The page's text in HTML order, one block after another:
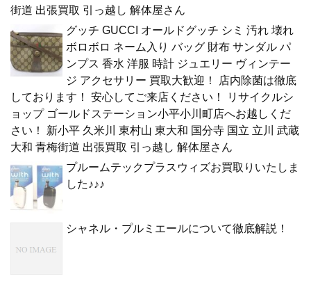
街道 出張買取 引っ越し 解体屋さん
グッチ GUCCI オールドグッチ シミ 汚れ 壊れ
ボロボロ ネーム入り バッグ 財布 サンダル パ
ンプス 香水 洋服 時計 ジュエリー ヴィンテー
ジ アクセサリー 買取大歓迎！ 店内除菌は徹底
しております！ 安心してご来店ください！ リサイクルシ
ョップ ゴールドステーション小平小川町店へお越しくだ
さい！ 新小平 久米川 東村山 東大和 国分寺 国立 立川 武蔵
大和 青梅街道 出張買取 引っ越し 解体屋さん
プルームテックプラスウィズお買取りいたしま
した♪♪♪
シャネル・プルミエールについて徹底解説！